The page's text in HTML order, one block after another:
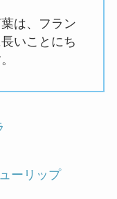
は、フラン
いことにち
ーリップ